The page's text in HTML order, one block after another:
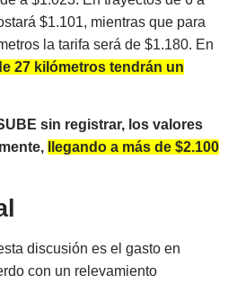
$1.101, mientras que para
la tarifa será de $1.180. En
27 kilómetros tendrán un
sin registrar, los valores
llegando a más de $2.100
discusión es el gasto en
con un relevamiento